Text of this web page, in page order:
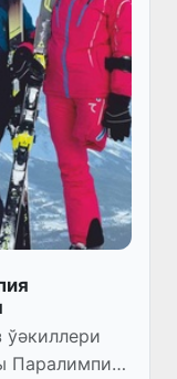
Паралимпия